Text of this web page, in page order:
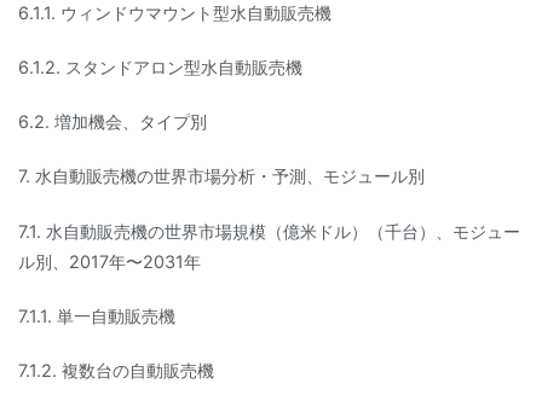
6.1.1. ウィンドウマウント型水自動販売機
6.1.2. スタンドアロン型水自動販売機
6.2. 増加機会、タイプ別
7. 水自動販売機の世界市場分析・予測、モジュール別
7.1. 水自動販売機の世界市場規模（億米ドル）（千台）、モジュー
ル別、2017年〜2031年
7.1.1. 単一自動販売機
7.1.2. 複数台の自動販売機